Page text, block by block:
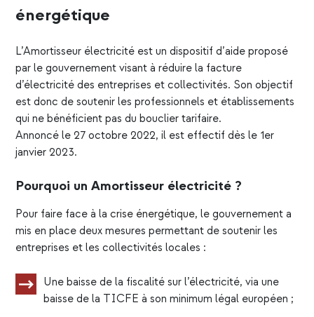
énergétique
L’Amortisseur électricité est un dispositif d’aide proposé
par le gouvernement visant à réduire la facture
d’électricité des entreprises et collectivités. Son objectif
est donc de soutenir les professionnels et établissements
qui ne bénéficient pas du bouclier tarifaire.
Annoncé le 27 octobre 2022, il est effectif dès le 1er
janvier 2023.
Pourquoi un Amortisseur électricité ?
Pour faire face à la crise énergétique, le gouvernement a
mis en place deux mesures permettant de soutenir les
entreprises et les collectivités locales :
Une baisse de la fiscalité sur l’électricité, via une
baisse de la TICFE à son minimum légal européen ;